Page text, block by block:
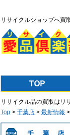
リサイクルショップへ買
リサイクル品の買取はリ
Top > 千葉店 > 最新情報